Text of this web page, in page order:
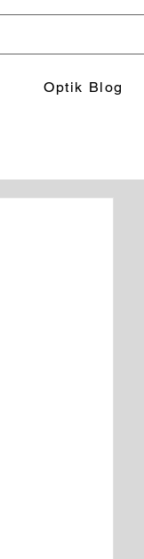
Optik Blog